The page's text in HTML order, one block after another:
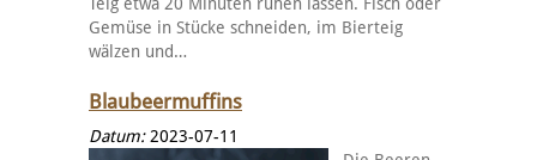
Gemüse in Stücke schneiden, im Bierteig
wälzen und…
Blaubeermuffins
Datum:2023-07-11